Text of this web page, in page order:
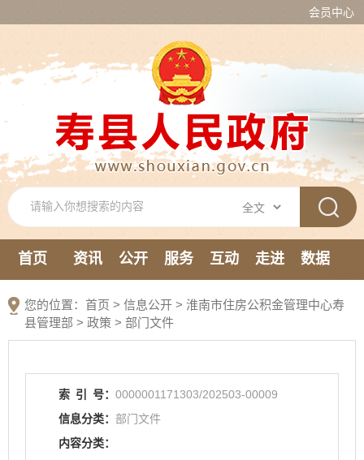
会员中心
首页 资讯 公开 服务 互动 走进
数据
您的位置： 首页 > 信息公开 > 淮南市住房公积金管理中心寿
县管理部 > 政策 > 部门文件
索 引 号： 0000001171303/202503-00009
信息分类： 部门文件
内容分类：